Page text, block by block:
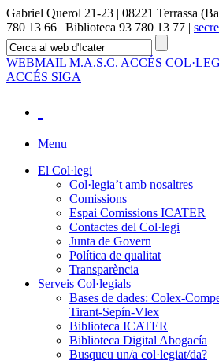
Gabriel Querol 21-23 | 08221 Terrassa
780 13 66 | Biblioteca 93 780 13 77 |
WEBMAIL M.A.S.C. ACCÉS
ACCÉS SIGA
Menu
El Col·legi
Col·legia’t amb nosaltres
Comissions
Espai Comissions ICATER
Contactes del Col·legi
Junta de Govern
Política de qualitat
Transparència
Serveis Col·legials
Bases de dades: Colex-
Tirant-Sepín-Vlex
Biblioteca ICATER
Biblioteca Digital Abogacía
Busqueu un/a col·legiat/da?